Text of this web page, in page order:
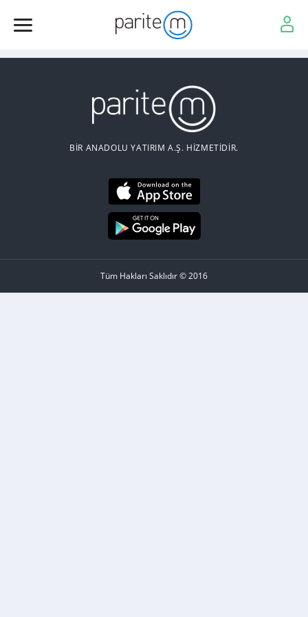
BİR ANADOLU YATIRIM A.Ş. HİZMETİDİR.
Tüm Hakları Saklıdır © 2016